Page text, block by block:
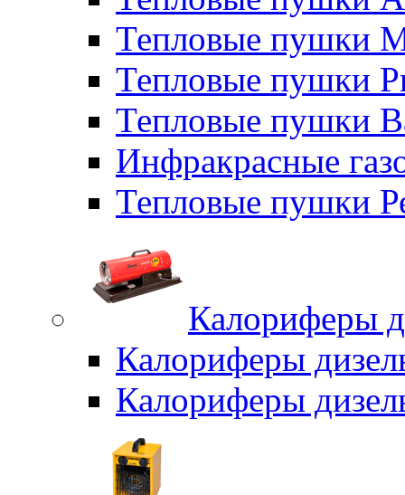
Тепловые пушки
Тепловые пушки
Тепловые пушки
Инфракрасные
Тепловые пушки
Калориферы
Калориферы
Калориферы